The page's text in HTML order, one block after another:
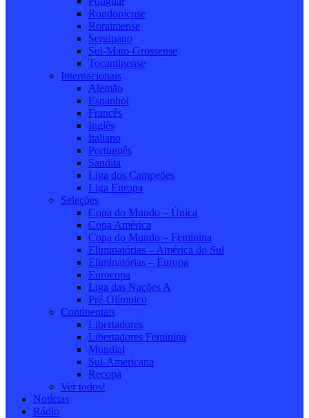
Rondoniense
Roraimense
Sergipano
Sul-Mato-Grossense
Tocantinense
Internacionais
Alemão
Espanhol
Francês
Inglês
Italiano
Português
Saudita
Liga dos Campeões
Liga Europa
Seleções
Copa do Mundo – Única
Copa América
Copa do Mundo – Feminina
Eliminatórias – América do Sul
Eliminatórias – Europa
Eurocopa
Liga das Nações A
Pré-Olímpico
Continentais
Libertadores
Libertadores Feminina
Mundial
Sul-Americana
Recopa
Ver todos!
Notícias
Rádio